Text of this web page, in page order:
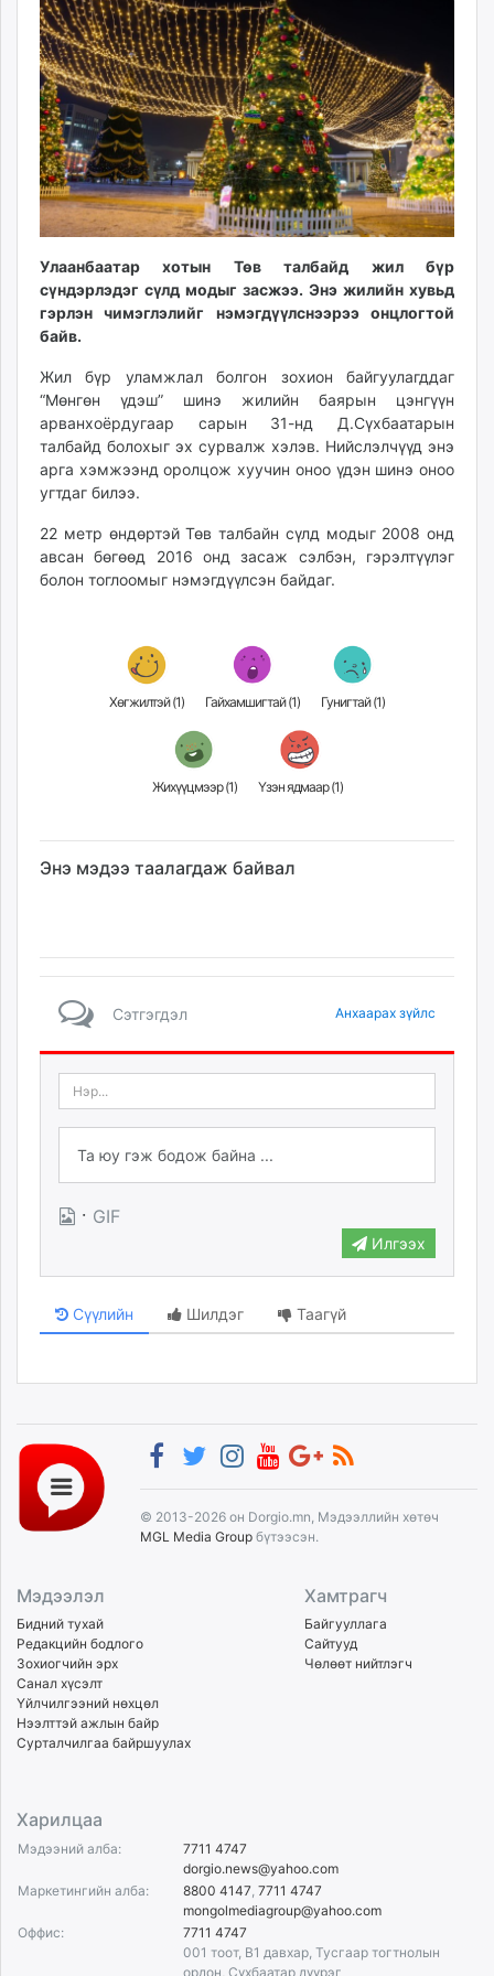
ikon.mn
mnb.mn
Livetv.mn
Eguur.mn
24tsag.mn
shuud.mn
eagle.mn
ergelt.mn
zarig.mn
today.mn
zuv.mn
mminfo.mn
ugluu.mn
urlag.mn
unen.mn
asu.mn
shudarga.mn
shuurhai.mn
isee.mn
mglradio.com
toim.mn
tac.mn
Улаанбаатар хотын Төв талбайд жил бүр
сүндэрлэдэг сүлд модыг засжээ. Энэ жилийн хувьд
гэрлэн чимэглэлийг нэмэгдүүлснээрээ онцлогтой
байв.
Жил бүр уламжлал болгон зохион байгуулагддаг
“Мөнгөн үдэш” шинэ жилийн баярын цэнгүүн
арванхоёрдугаар сарын 31-нд Д.Сүхбаатарын
талбайд болохыг эх сурвалж хэлэв. Нийслэлчүүд энэ
арга хэмжээнд оролцож хуучин оноо үдэн шинэ оноо
угтдаг билээ.
22 метр өндөртэй Төв талбайн сүлд модыг 2008 онд
авсан бөгөөд 2016 онд засаж сэлбэн, гэрэлтүүлэг
болон тоглоомыг нэмэгдүүлсэн байдаг.
Хөгжилтэй (1) Гайхамшигтай (1) Гунигтай (1)
Жихүүцмээр (1) Үзэн ядмаар (1)
Энэ мэдээ таалагдаж байвал
Сэтгэгдэл Анхаарах зүйлс
· GIF
Илгээх
Сүүлийн Шилдэг Таагүй
© 2013-2026 он Dorgio.mn, Мэдээллийн хөтөч
MGL Media Group бүтээсэн.
Мэдээлэл
Бидний тухай
Редакцийн бодлого
Зохиогчийн эрх
Санал хүсэлт
Үйлчилгээний нөхцөл
Нээлттэй ажлын байр
Сурталчилгаа байршуулах
Хамтрагч
Байгууллага
Сайтууд
Чөлөөт нийтлэгч
Харилцаа
Мэдээний алба:
7711 4747
dorgio.news@yahoo.com
Маркетингийн алба:
8800 4147 7711 4747
mongolmediagroup@yahoo.com
Оффис:
7711 4747
001 тоот, B1 давхар, Тусгаар тогтнолын
ордон, Сүхбаатар дүүрэг